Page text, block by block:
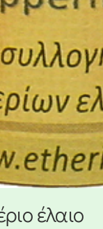
έλαιο